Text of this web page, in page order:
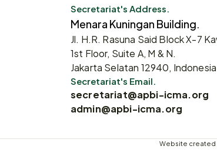
Secretariat's Address.
Menara Kuningan Building.
Jl. H.R. Rasuna Said Block X-7
1st Floor, Suite A, M & N.
Jakarta Selatan 12940, Indonesia
Secretariat's Email.
secretariat@apbi-icma.org
admin@apbi-icma.org
Website created